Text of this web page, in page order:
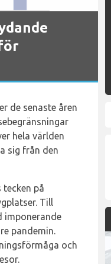
de senaste åren
hela världen
sig från den
på
Till
imponerande
pandemin.
och